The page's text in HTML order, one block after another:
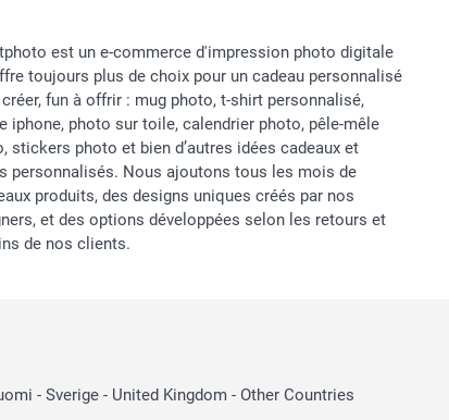
est un e-commerce d'impression photo digitale
toujours plus de choix pour un cadeau personnalisé
fun à offrir : mug photo, t-shirt personnalisé,
iphone, photo sur toile, calendrier photo, pêle-mêle
stickers photo et bien d’autres idées cadeaux et
personnalisés. Nous ajoutons tous les mois de
produits, des designs uniques créés par nos
et des options développées selon les retours et
de nos clients.
- Sverige - United Kingdom - Other Countries